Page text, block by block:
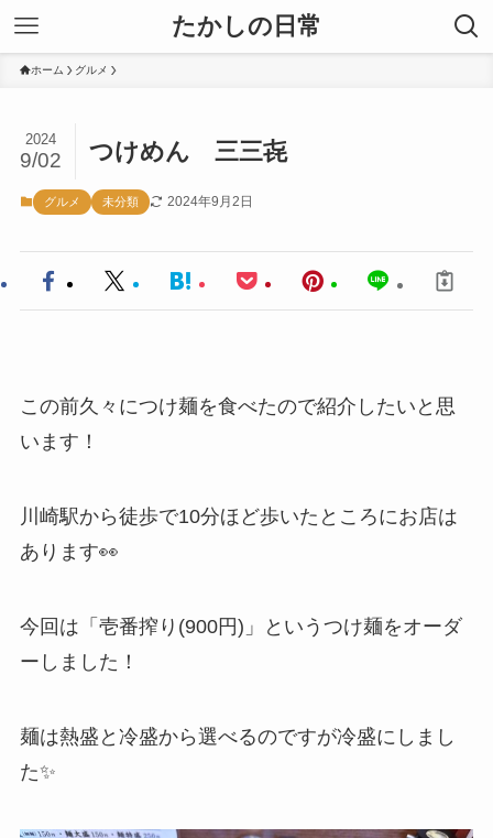
たかしの日常
ホーム グルメ
つけめん 三三㐂
2024
9/02
グルメ 未分類 2024年9月2日
この前久々につけ麺を食べたので紹介したいと思
います！
川崎駅から徒歩で10分ほど歩いたところにお店は
あります👀
今回は「壱番搾り(900円)」というつけ麺をオーダ
ーしました！
麺は熱盛と冷盛から選べるのですが冷盛にしまし
た✨